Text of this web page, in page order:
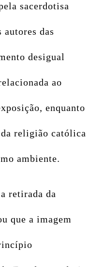
sacerdotisa
autores das
desigual
ao
enquanto
religião católica
ambiente.
retirada da
que a imagem